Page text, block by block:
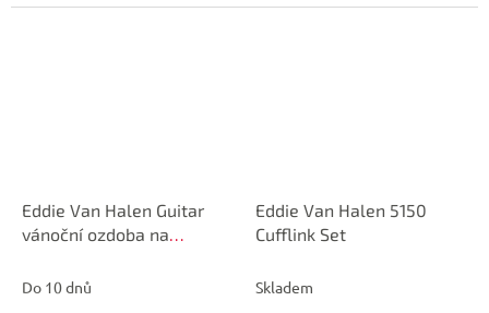
Eddie Van Halen Guitar
vánoční ozdoba na
Do 10 dnů
Eddie Van Halen 5150
Cufflink Set
Skladem